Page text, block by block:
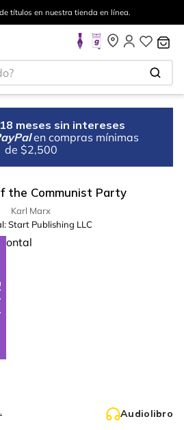
títulos en nuestra tienda en línea.
meses sin intereses
en compras mínimas
de $2,500
the Communist Party
Karl Marx
Start Publishing LLC
Audiolibro